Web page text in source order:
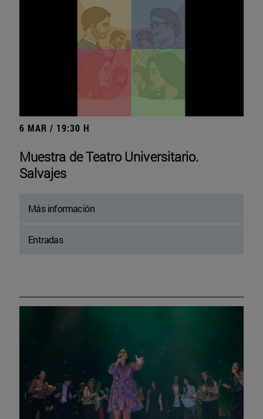
6 MAR / 19:30 H
Muestra de Teatro Universitario.
Salvajes
Más información
Entradas